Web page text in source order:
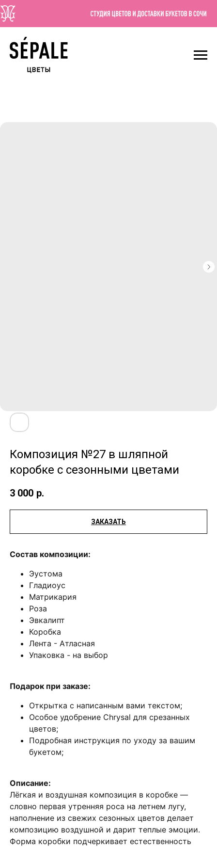
Композиция №27 в шляпной
коробке с сезонными цветами
3 000 р.
ЗАКАЗАТЬ
Состав композиции:
Эустома
Гладиоус
Матрикария
Роза
Эвкалипт
Коробка
Лента - Атласная
Упаковка - на выбор
Подарок при заказе:
Открытка с написанным вами текстом;
Особое удобрение Chrysal для срезанных
цветов;
Подробная инструкция по уходу за вашим
букетом;
Описание:
Лёгкая и воздушная композиция в коробке —
словно первая утренняя роса на летнем лугу,
наполнение из свежих сезонных цветов делает
композицию воздушной и дарит теплые эмоции.
Форма коробки подчеркивает естественность